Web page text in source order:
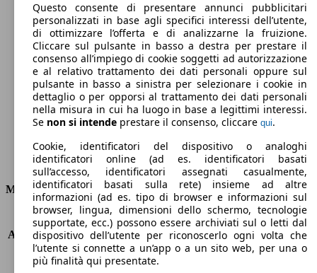
129 g/km
Emissioni di CO2 (combinato)*
Consumi
Motore e Prestazioni
KW (PS)
81 kW (110 PS)
Accelerazione (0-100 km/h)
10.5s
Velocità massima (km/h)
187 km/h
Numero di marce
6
Questo consente di presentare annunci pubblicitari
personalizzati in base agli specifici interessi dell’utente,
di ottimizzare l’offerta e di analizzarne la fruizione.
Cliccare sul pulsante in basso a destra per prestare il
consenso all’impiego di cookie soggetti ad autorizzazione
e al relativo trattamento dei dati personali oppure sul
pulsante in basso a sinistra per selezionare i cookie in
dettaglio o per opporsi al trattamento dei dati personali
nella misura in cui ha luogo in base a legittimi interessi.
Se non si intende prestare il consenso, cliccare qui.
Cookie, identificatori del dispositivo o analoghi
identificatori online (ad es. identificatori basati
sull’accesso, identificatori assegnati casualmente,
identificatori basati sulla rete) insieme ad altre
informazioni (ad es. tipo di browser e informazioni sul
browser, lingua, dimensioni dello schermo, tecnologie
supportate, ecc.) possono essere archiviati sul o letti dal
dispositivo dell’utente per riconoscerlo ogni volta che
l’utente si connette a un’app o a un sito web, per una o
più finalità qui presentate.